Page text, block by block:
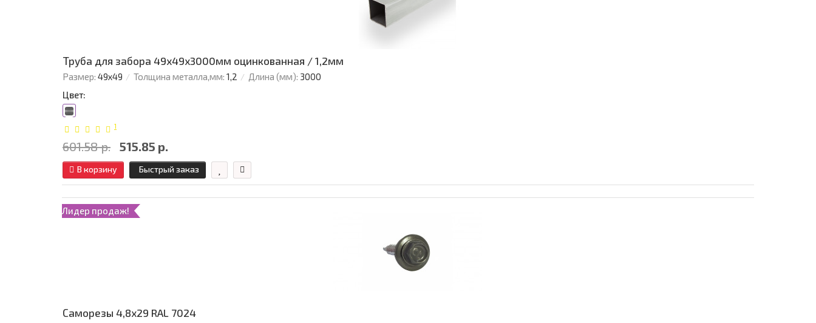
Труба для забора 49х49x3000мм оцинкованная / 1,2мм
Размер: 49х49 Толщина металла,мм: 1,2 Длина (мм): 3000
Цвет:
1
601.58 р. 515.85 р.
В корзину Быстрый заказ
Лидер продаж!
Саморезы 4,8х29 RAL 7024